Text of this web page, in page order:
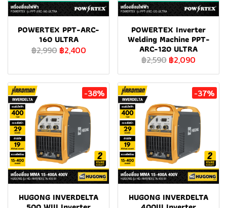
POWERTEX PPT-ARC-
160 ULTRA
฿2,990 ฿2,400
POWERTEX Inverter
Welding Machine PPT-
ARC-120 ULTRA
฿2,590 ฿2,090
-38%
HUGONG INVERDELTA
-37%
HUGONG INVERDELTA